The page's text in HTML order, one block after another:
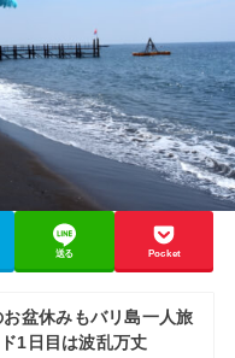
送る Pocket
盆休みもバリ島一人旅
1日目は波乱万丈